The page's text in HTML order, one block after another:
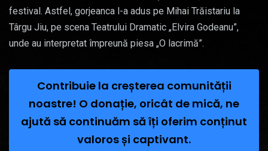
festival. Astfel, gorjeanca l-a adus pe Mihai Trăistariu la
Târgu Jiu, pe scena Teatrului Dramatic „Elvira Godeanu”,
unde au interpretat împreună piesa „O lacrimă”.
Contribuie la creșterea comunității
noastre! O donație, oricât de mică, ne
ajută să continuăm să îți oferim conținut
valoros și captivant.